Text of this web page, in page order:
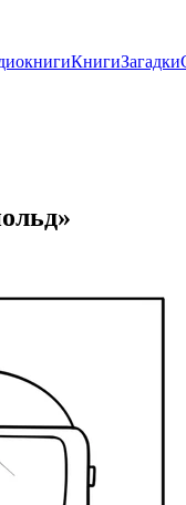
КнигиЗагадки